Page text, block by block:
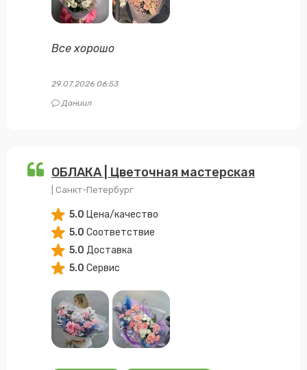
Все хорошо
29.07.2026 06:53
Даниил
ОБЛАКА | Цветочная мастерская
| Санкт-Петербург
5.0 Цена/качество
5.0 Соответствие
5.0 Доставка
5.0 Сервис